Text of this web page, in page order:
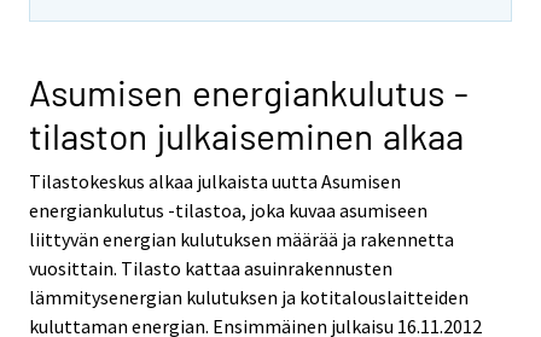
Asumisen energiankulutus -
tilaston julkaiseminen alkaa
Tilastokeskus alkaa julkaista uutta Asumisen
energiankulutus -tilastoa, joka kuvaa asumiseen
liittyvän energian kulutuksen määrää ja rakennetta
vuosittain. Tilasto kattaa asuinrakennusten
lämmitysenergian kulutuksen ja kotitalouslaitteiden
kuluttaman energian. Ensimmäinen julkaisu 16.11.2012